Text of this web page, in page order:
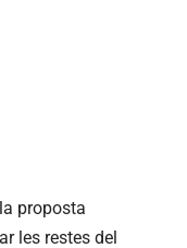
proposta
les restes del